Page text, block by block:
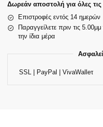
Δωρεάν αποστολή για όλες τις
Επιστροφές εντός 14 ημερών
Παραγγείλετε πριν τις
την ίδια μέρα
SSL | PayPal | VivaWalleτ